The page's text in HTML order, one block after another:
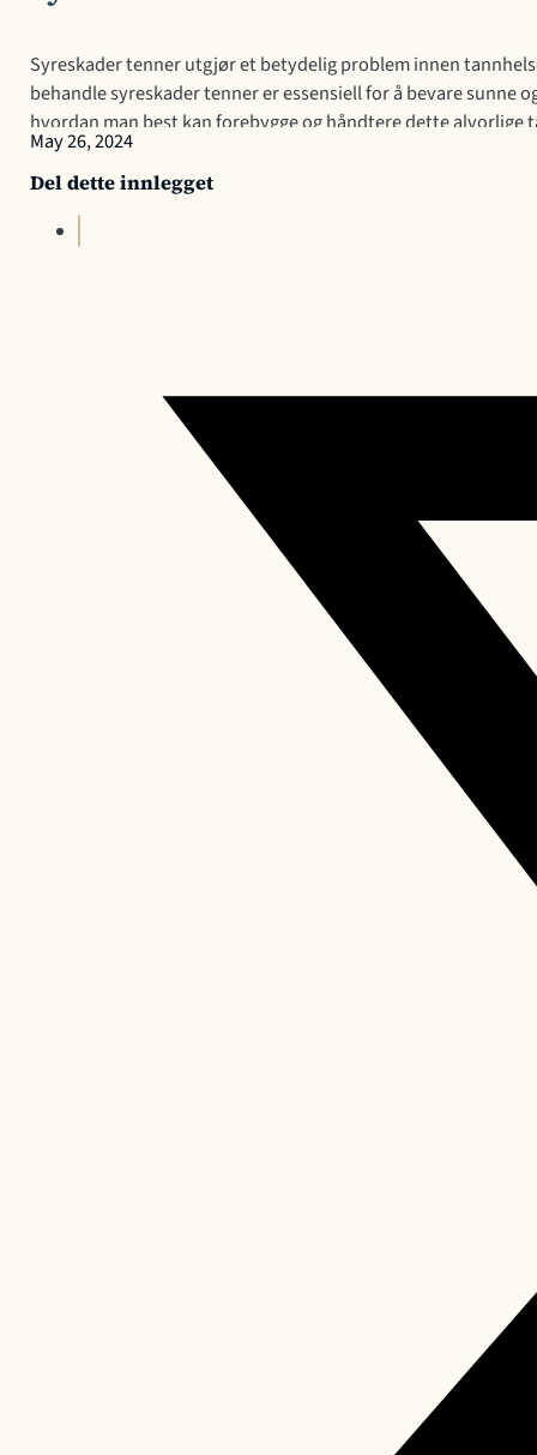
Syreskader tenner utgjør et betydelig problem innen
behandle syreskader tenner er essensiell for å bevare sunne
hvordan man best kan forebygge og håndtere dette
harde, beskyttende ytre laget av tennene, blir gradvis
May 26, 2024
Del dette innlegget